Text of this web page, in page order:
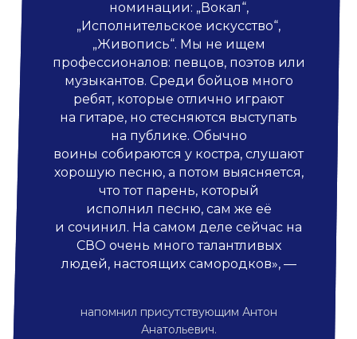
номинации: „Вокал“,
„Исполнительское искусство“,
„Живопись“. Мы не ищем
профессионалов: певцов, поэтов или
музыкантов. Среди бойцов много
ребят, которые отлично играют
на гитаре, но стесняются выступать
на публике. Обычно
воины собираются у костра, слушают
хорошую песню, а потом выясняется,
что тот парень, который
исполнил песню, сам же её
и сочинил. На самом деле сейчас на
СВО очень много талантливых
людей, настоящих самородков», —
напомнил присутствующим Антон
Анатольевич.